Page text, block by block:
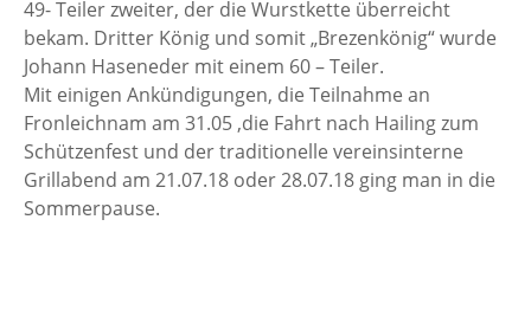
49- Teiler zweiter, der die Wurstkette überreicht
bekam. Dritter König und somit „Brezenkönig“ wurde
Johann Haseneder mit einem 60 – Teiler.
Mit einigen Ankündigungen, die Teilnahme an
Fronleichnam am 31.05 ,die Fahrt nach Hailing zum
Schützenfest und der traditionelle vereinsinterne
Grillabend am 21.07.18 oder 28.07.18 ging man in die
Sommerpause.